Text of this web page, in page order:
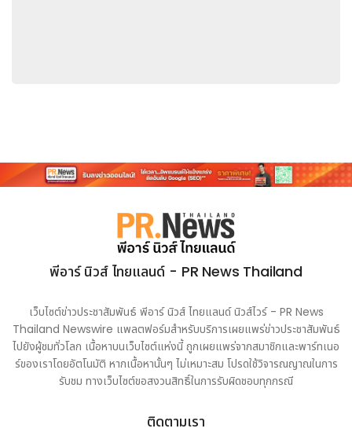
พีอาร์ นิวส์ ไทยแลนด์ - PR News Thailand
เว็บไซต์ข่าวประชาสัมพันธ์ พีอาร์ นิวส์ ไทยแลนด์ นิวส์ไวร์ - PR News
Thailand Newswire แพลตฟอร์มสำหรับบริการเผยแพร่ข่าวประชาสัมพันธ์
ไปยังผู้ชมทั่วโลก เนื้อหาบนเว็บไซต์แห่งนี้ ถูกเผยแพร่จากสมาชิกและพาร์ทเนอ
ร์ของเราโดยอัตโนมัติ หากเนื้อหานั้นๆ ไม่เหมาะสม โปรดใช้วิจารณญาณในการ
รับชม ทางเว็บไซต์ขอสงวนสิทธิ์ในการรับผิดชอบทุกกรณี
ติดตามเรา